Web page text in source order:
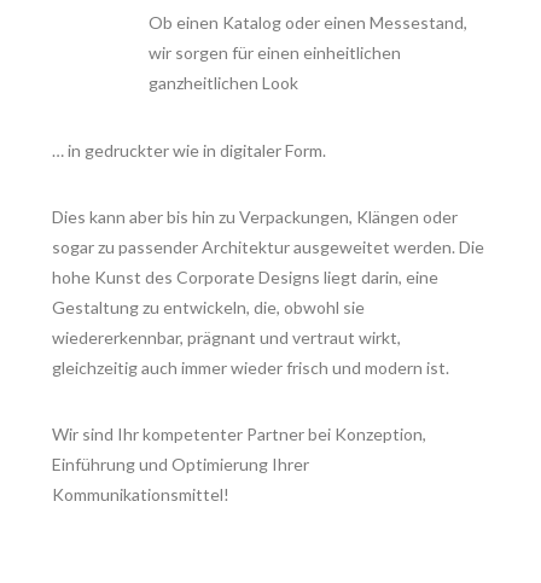
Ob einen Katalog oder einen Messestand,
wir sorgen für einen einheitlichen
ganzheitlichen Look
… in gedruckter wie in digitaler Form.
Dies kann aber bis hin zu Verpackungen, Klängen oder
sogar zu passender Architektur ausgeweitet werden. Die
hohe Kunst des Corporate Designs liegt darin, eine
Gestaltung zu entwickeln, die, obwohl sie
wiedererkennbar, prägnant und vertraut wirkt,
gleichzeitig auch immer wieder frisch und modern ist.
Wir sind Ihr kompetenter Partner bei Konzeption,
Einführung und Optimierung Ihrer
Kommunikationsmittel!